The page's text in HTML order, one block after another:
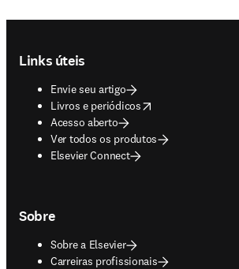
Links úteis
Envie seu artigo
Livros e periódicos
opens in new tab/window
Acesso aberto
Ver todos os produtos
Elsevier Connect
Sobre
Sobre a Elsevier
Carreiras profissionais